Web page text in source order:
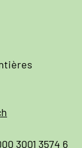
3001 3574 6